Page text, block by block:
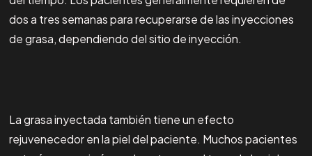
dos a tres semanas para recuperarse de las inyecciones
de grasa, dependiendo del sitio de inyección.
La grasa inyectada también tiene un efecto
rejuvenecedor en la piel del paciente. Muchos pacientes